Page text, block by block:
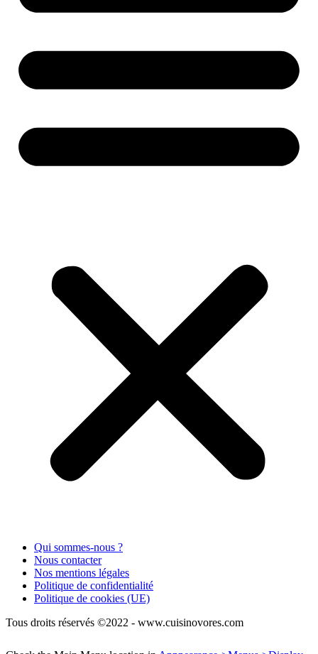
Qui sommes-nous ?
Nous contacter
Nos mentions légales
Politique de confidentialité
Politique de cookies (UE)
Tous droits réservés ©2022 - www.cuisinovores.com